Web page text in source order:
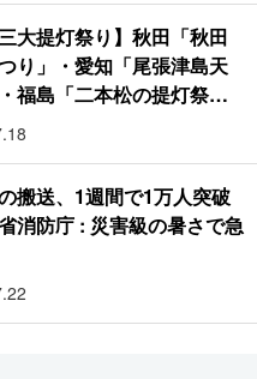
三大提灯祭り】秋田「秋田
り」・愛知「尾張津島天
福島「二本松の提灯祭
ただしい灯火が夜空を照
搬送、1週間で1万人突破
消防庁 : 災害級の暑さで急